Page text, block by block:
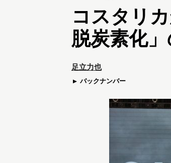
コスタリ
脱炭素化
足立力也
バックナンバー